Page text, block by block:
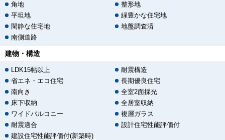
角地
整形地
平坦地
緑豊かな住宅地
閑静な住宅地
地盤調査済
南側道路
建物・構造
LDK15帖以上
耐震構造
省エネ・エコ住宅
長期優良住宅
南向き
全室2面採光
床下収納
全居室収納
ワイドバルコニー
複層ガラス
耐震適合
設計住宅性能評価付
建設住宅性能評価付(新築時)